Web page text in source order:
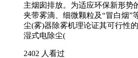
主烟囱排放。为适应环保新形势
夹带雾滴、细微颗粒及“冒白烟”
尘(雾)器除雾机理论证其可行性
湿式电除尘(
2402 人看过